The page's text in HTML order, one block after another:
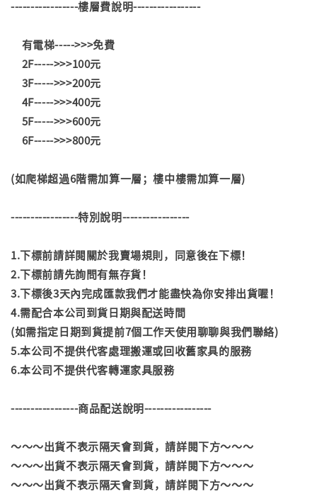
-----------------樓層費說明-----------------
有電梯----->>>免費
2F----->>>100元
3F----->>>200元
4F----->>>400元
5F----->>>600元
6F----->>>800元
(如爬梯超過6階需加算一層；樓中樓需加算一層)
-----------------特別說明-----------------
1.下標前請詳閱關於我賣場規則，同意後在下標！
2.下標前請先詢問有無存貨！
3.下標後3天內完成匯款我們才能盡快為你安排出貨喔！
4.需配合本公司到貨日期與配送時間
(如需指定日期到貨提前7個工作天使用聊聊與我們聯絡)
5.本公司不提供代客處理搬運或回收舊家具的服務
6.本公司不提供代客轉運家具服務
-----------------商品配送說明-----------------
～～～出貨不表示隔天會到貨，請詳閱下方～～～
～～～出貨不表示隔天會到貨，請詳閱下方～～～
～～～出貨不表示隔天會到貨，請詳閱下方～～～